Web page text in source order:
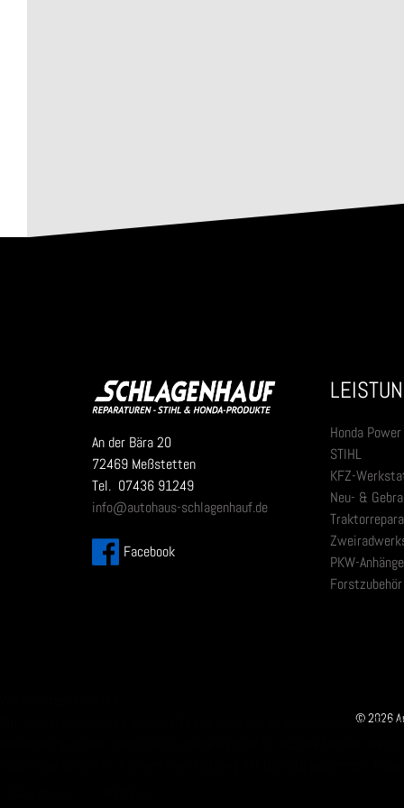
An der Bära 20
72469 Meßstetten
Tel. 07436 91249
info@autohaus-schlagenhauf.de
Facebook
Honda
STIHL
KFZ-
Neu- &
PKW-
Forstzubehör
©2026
Wir verwenden Cookies, um Inhalte und Anzeigen zu personalisieren,